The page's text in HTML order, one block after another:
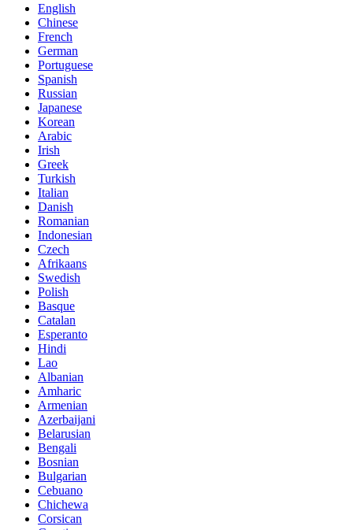
English
Chinese
French
German
Portuguese
Spanish
Russian
Japanese
Korean
Arabic
Irish
Greek
Turkish
Italian
Danish
Romanian
Indonesian
Czech
Afrikaans
Swedish
Polish
Basque
Catalan
Esperanto
Hindi
Lao
Albanian
Amharic
Armenian
Azerbaijani
Belarusian
Bengali
Bosnian
Bulgarian
Cebuano
Chichewa
Corsican